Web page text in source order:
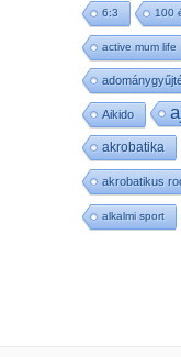
6:3 100
active mum life
Aikido
akrobatika
akrobatikus
alkalmi sport